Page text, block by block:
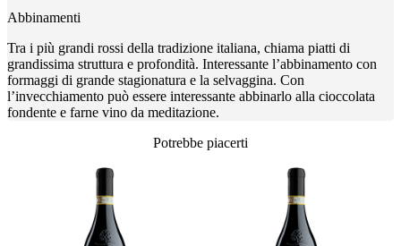
Abbinamenti
Tra i più grandi rossi della tradizione italiana, chiama piatti di
grandissima struttura e profondità. Interessante l’abbinamento con
formaggi di grande stagionatura e la selvaggina. Con
l’invecchiamento può essere interessante abbinarlo alla cioccolata
fondente e farne vino da meditazione.
Potrebbe piacerti